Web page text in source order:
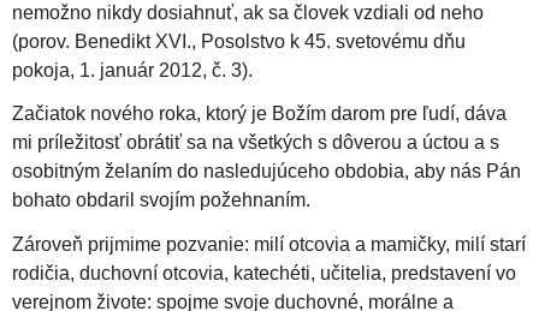
nemožno nikdy dosiahnuť, ak sa človek vzdiali od neho
(porov. Benedikt XVI., Posolstvo k 45. svetovému dňu
pokoja, 1. január 2012, č. 3).
Začiatok nového roka, ktorý je Božím darom pre ľudí, dáva
mi príležitosť obrátiť sa na všetkých s dôverou a úctou a s
osobitným želaním do nasledujúceho obdobia, aby nás Pán
bohato obdaril svojím požehnaním.
Zároveň prijmime pozvanie: milí otcovia a mamičky, milí starí
rodičia, duchovní otcovia, katechéti, učitelia, predstavení vo
verejnom živote: spojme svoje duchovné, morálne a